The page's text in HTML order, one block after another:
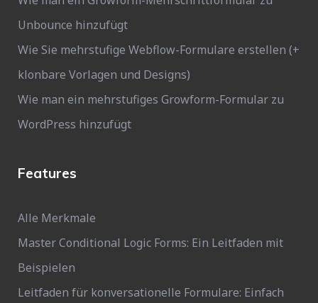
Unbounce hinzufügt
Wie Sie mehrstufige Webflow-Formulare erstellen (+
klonbare Vorlagen und Designs)
Wie man ein mehrstufiges Growform-Formular zu
WordPress hinzufügt
Features
Alle Merkmale
Master Conditional Logic Forms: Ein Leitfaden mit
Beispielen
Leitfaden für konversationelle Formulare: Einfach